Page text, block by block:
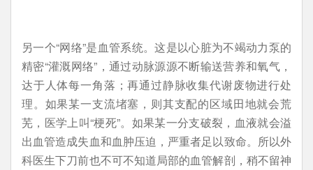
另一个“网络”是血管系统。这是以心脏为不竭动力泵的
精密“灌溉网络”，通过动脉源源不断输送营养和氧气，
达于人体每一角落；再通过静脉收集代谢废物进行处
理。如果某一支流堵塞，则其支配的区域田地就会荒
芜，医学上叫“梗死”。如果某一分支破裂，血液就会溢
出血管造成失血和血肿压迫，严重者足以致命。所以外
科医生下刀前也不可不知道局部的血管解剖，稍不留神